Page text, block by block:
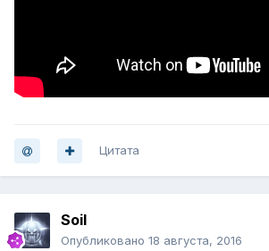
Цитата
Soil
Опубликовано 18 августа, 2016